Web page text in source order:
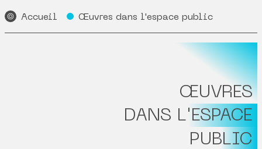
Accueil Œuvres dans l'espace public
ŒUVRES
DANS L'ESPACE
PUBLIC